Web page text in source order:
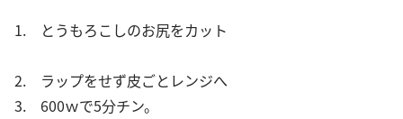
1. とうもろこしのお尻をカット
2. ラップをせず皮ごとレンジへ
3. 600ｗで5分チン。